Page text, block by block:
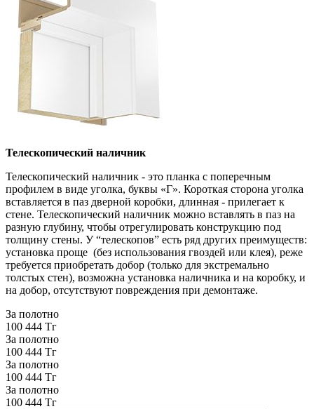
Телескопический наличник
Телескопический наличник - это планка с поперечным
профилем в виде уголка, буквы «Г». Короткая сторона уголка
вставляется в паз дверной коробки, длинная - прилегает к
стене. Телескопический наличник можно вставлять в паз на
разную глубину, чтобы отрегулировать конструкцию под
толщину стены. У “телескопов” есть ряд других преимуществ:
установка проще (без использования гвоздей или клея), реже
требуется приобретать добор (только для экстремально
толстых стен), возможна установка наличника и на коробку, и
на добор, отсутствуют повреждения при демонтаже.
За полотно
100 444 Тг
За полотно
100 444 Тг
За полотно
100 444 Тг
За полотно
100 444 Тг